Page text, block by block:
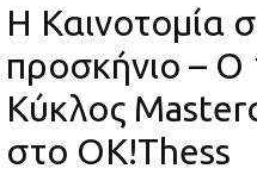
Η Καινοτομία
προσκήνιο – O
Κύκλος
στο OK!Thess